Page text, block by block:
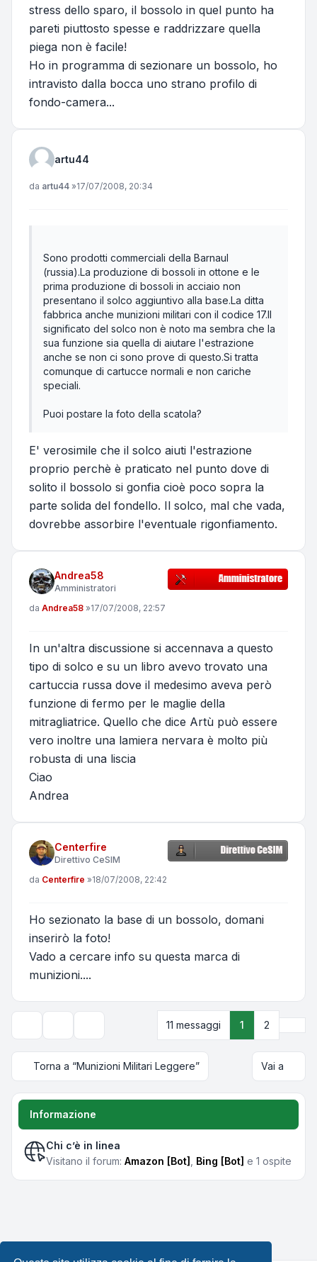
stress dello sparo, il bossolo in quel punto ha
pareti piuttosto spesse e raddrizzare quella
piega non è facile!
Ho in programma di sezionare un bossolo, ho
intravisto dalla bocca uno strano profilo di
fondo-camera...
artu44
Messaggio
da artu44 »17/07/2008, 20:34
Sono prodotti commerciali della Barnaul
(russia).La produzione di bossoli in ottone e le
prima produzione di bossoli in acciaio non
presentano il solco aggiuntivo alla base.La ditta
fabbrica anche munizioni militari con il codice 17.Il
significato del solco non è noto ma sembra che la
sua funzione sia quella di aiutare l'estrazione
anche se non ci sono prove di questo.Si tratta
comunque di cartucce normali e non cariche
speciali.
Puoi postare la foto della scatola?
E' verosimile che il solco aiuti l'estrazione
proprio perchè è praticato nel punto dove di
solito il bossolo si gonfia cioè poco sopra la
parte solida del fondello. Il solco, mal che vada,
dovrebbe assorbire l'eventuale rigonfiamento.
Andrea58
Amministratori
Messaggio
da Andrea58 »17/07/2008, 22:57
In un'altra discussione si accennava a questo
tipo di solco e su un libro avevo trovato una
cartuccia russa dove il medesimo aveva però
funzione di fermo per le maglie della
mitragliatrice. Quello che dice Artù può essere
vero inoltre una lamiera nervara è molto più
robusta di una liscia
Ciao
Andrea
Centerfire
Direttivo CeSIM
Messaggio
da Centerfire »18/07/2008, 22:42
Ho sezionato la base di un bossolo, domani
inserirò la foto!
Vado a cercare info su questa marca di
munizioni....
Opzioni di visualizzazione e ordinamento
11 messaggi 1 2
Torna a “Munizioni Militari Leggere” Vai a
Informazione
Chi c’è in linea
Visitano il forum: Amazon [Bot] , Bing [Bot] e 1 ospite